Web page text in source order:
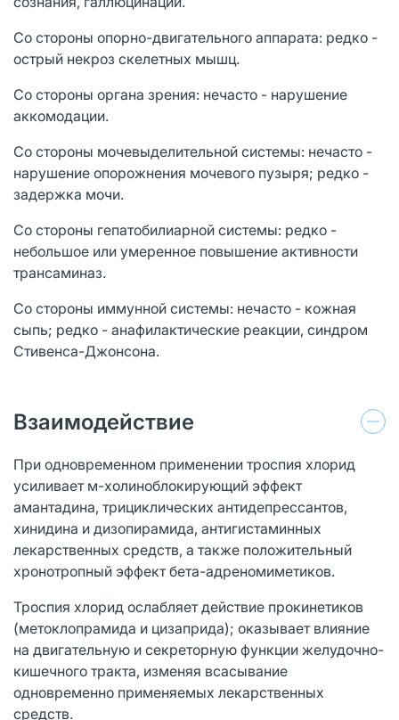
Со стороны опорно-двигательного аппарата: редко -
острый некроз скелетных мышц.
Со стороны органа зрения: нечасто - нарушение
аккомодации.
Со стороны мочевыделительной системы: нечасто -
нарушение опорожнения мочевого пузыря; редко -
задержка мочи.
Со стороны гепатобилиарной системы: редко -
небольшое или умеренное повышение активности
трансаминаз.
Со стороны иммунной системы: нечасто - кожная
сыпь; редко - анафилактические реакции, синдром
Стивенса-Джонсона.
Взаимодействие
При одновременном применении троспия хлорид
усиливает м-холиноблокирующий эффект
амантадина, трициклических антидепрессантов,
хинидина и дизопирамида, антигистаминных
лекарственных средств, а также положительный
хронотропный эффект бета-адреномиметиков.
Троспия хлорид ослабляет действие прокинетиков
(метоклопрамида и цизаприда); оказывает влияние
на двигательную и секреторную функции желудочно-
кишечного тракта, изменяя всасывание
одновременно применяемых лекарственных
средств.